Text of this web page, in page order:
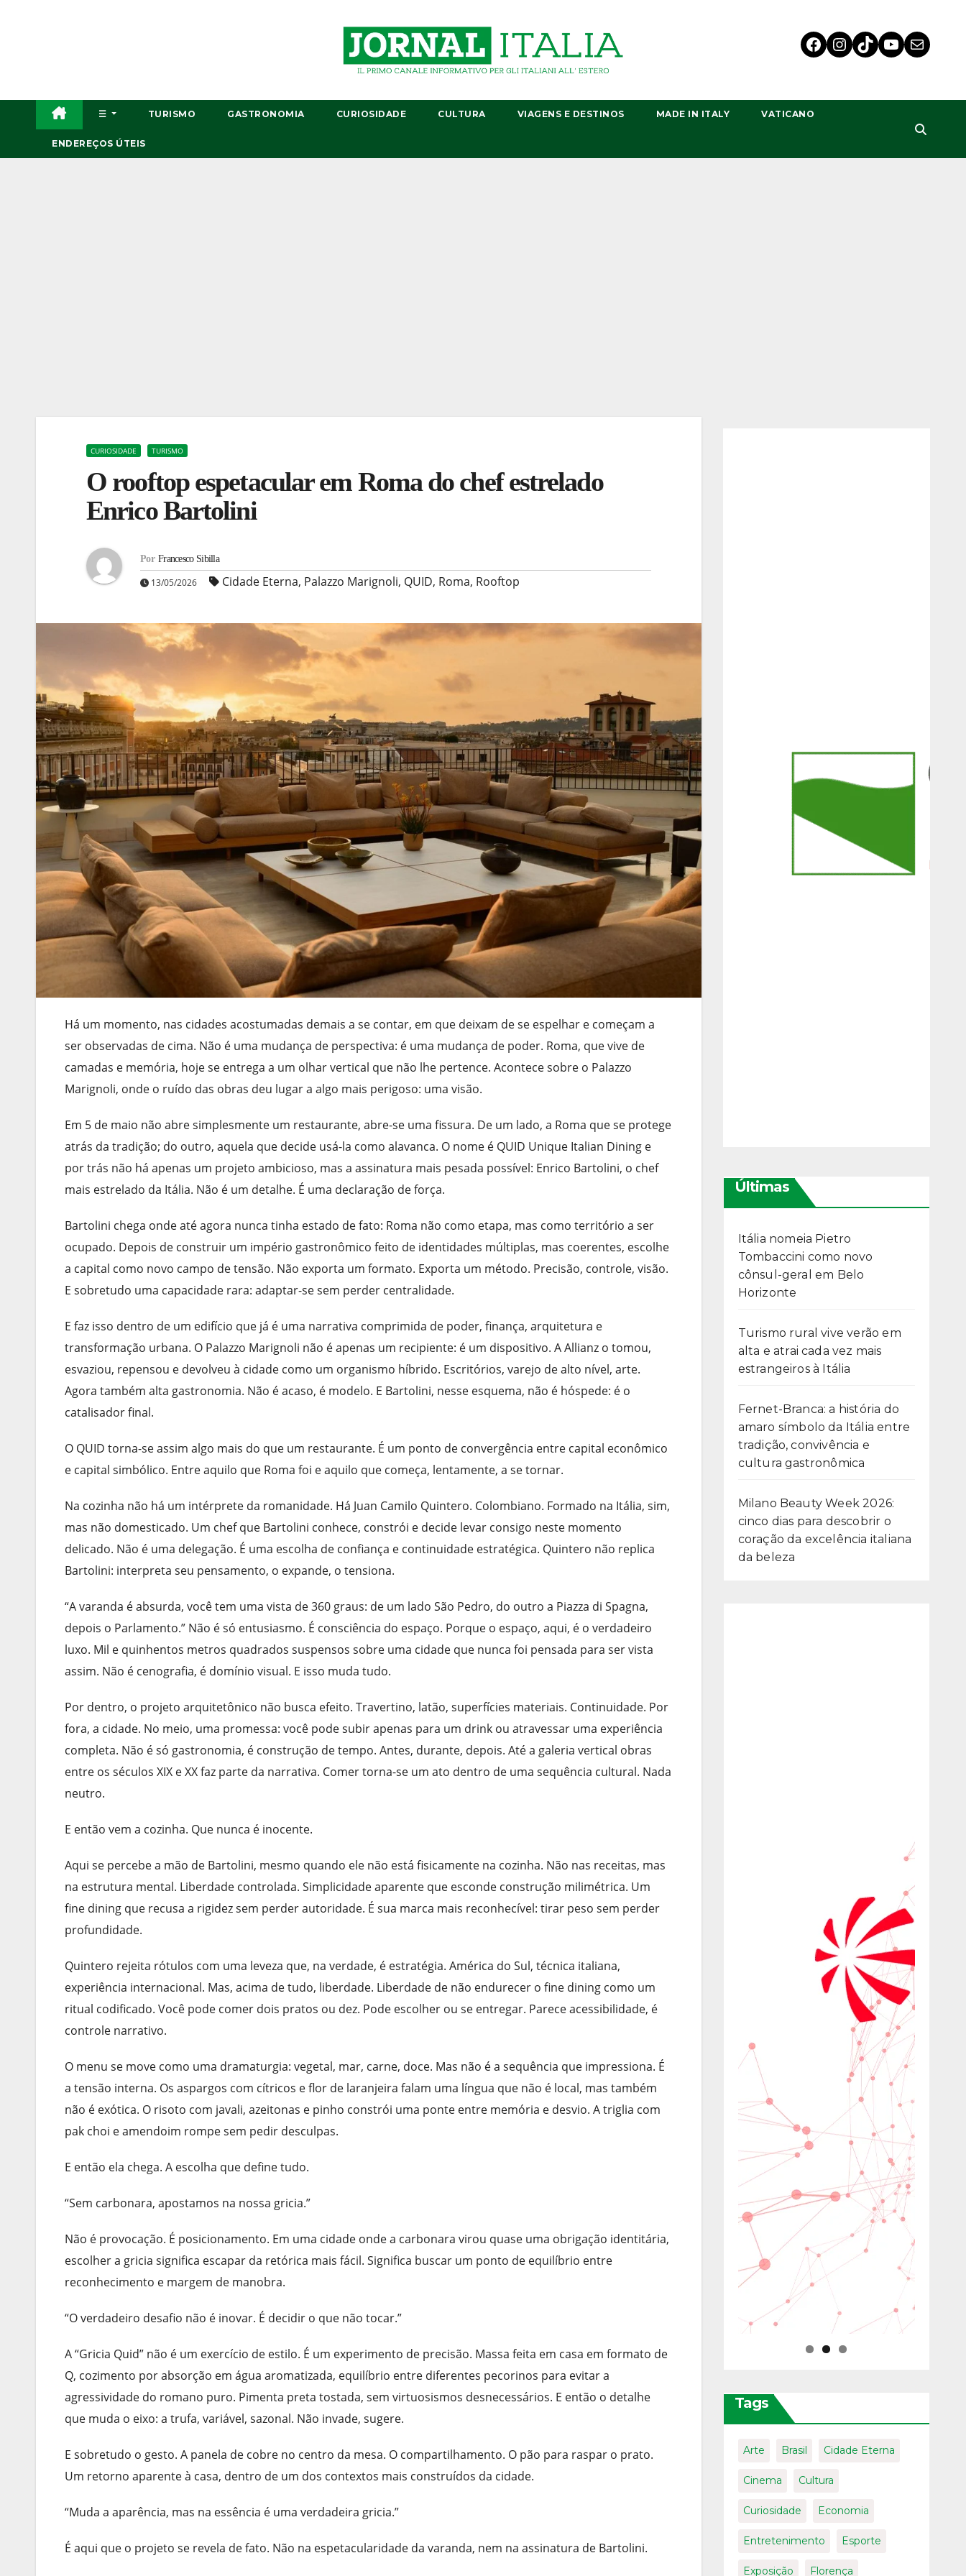
☰ TURISMO GASTRONOMIA CURIOSIDADE CULTURA VIAGENS E DESTINOS MADE IN ITALY VATICANO
ENDEREÇOS ÚTEIS
CURIOSIDADE TURISMO
O rooftop espetacular em Roma do chef estrelado
Enrico Bartolini
Por Francesco Sibilla
13/05/2026 Cidade Eterna, Palazzo Marignoli, QUID, Roma, Rooftop
Há um momento, nas cidades acostumadas demais a se contar, em que deixam de se espelhar e começam a
ser observadas de cima. Não é uma mudança de perspectiva: é uma mudança de poder. Roma, que vive de
camadas e memória, hoje se entrega a um olhar vertical que não lhe pertence. Acontece sobre o Palazzo
Marignoli, onde o ruído das obras deu lugar a algo mais perigoso: uma visão.
Em 5 de maio não abre simplesmente um restaurante, abre-se uma fissura. De um lado, a Roma que se protege
atrás da tradição; do outro, aquela que decide usá-la como alavanca. O nome é QUID Unique Italian Dining e
por trás não há apenas um projeto ambicioso, mas a assinatura mais pesada possível: Enrico Bartolini, o chef
mais estrelado da Itália. Não é um detalhe. É uma declaração de força.
Bartolini chega onde até agora nunca tinha estado de fato: Roma não como etapa, mas como território a ser
ocupado. Depois de construir um império gastronômico feito de identidades múltiplas, mas coerentes, escolhe
a capital como novo campo de tensão. Não exporta um formato. Exporta um método. Precisão, controle, visão.
E sobretudo uma capacidade rara: adaptar-se sem perder centralidade.
E faz isso dentro de um edifício que já é uma narrativa comprimida de poder, finança, arquitetura e
transformação urbana. O Palazzo Marignoli não é apenas um recipiente: é um dispositivo. A Allianz o tomou,
esvaziou, repensou e devolveu à cidade como um organismo híbrido. Escritórios, varejo de alto nível, arte.
Agora também alta gastronomia. Não é acaso, é modelo. E Bartolini, nesse esquema, não é hóspede: é o
catalisador final.
O QUID torna-se assim algo mais do que um restaurante. É um ponto de convergência entre capital econômico
e capital simbólico. Entre aquilo que Roma foi e aquilo que começa, lentamente, a se tornar.
Na cozinha não há um intérprete da romanidade. Há Juan Camilo Quintero. Colombiano. Formado na Itália, sim,
mas não domesticado. Um chef que Bartolini conhece, constrói e decide levar consigo neste momento
delicado. Não é uma delegação. É uma escolha de confiança e continuidade estratégica. Quintero não replica
Bartolini: interpreta seu pensamento, o expande, o tensiona.
“A varanda é absurda, você tem uma vista de 360 graus: de um lado São Pedro, do outro a Piazza di Spagna,
depois o Parlamento.” Não é só entusiasmo. É consciência do espaço. Porque o espaço, aqui, é o verdadeiro
luxo. Mil e quinhentos metros quadrados suspensos sobre uma cidade que nunca foi pensada para ser vista
assim. Não é cenografia, é domínio visual. E isso muda tudo.
Por dentro, o projeto arquitetônico não busca efeito. Travertino, latão, superfícies materiais. Continuidade. Por
fora, a cidade. No meio, uma promessa: você pode subir apenas para um drink ou atravessar uma experiência
completa. Não é só gastronomia, é construção de tempo. Antes, durante, depois. Até a galeria vertical obras
entre os séculos XIX e XX faz parte da narrativa. Comer torna-se um ato dentro de uma sequência cultural. Nada
neutro.
E então vem a cozinha. Que nunca é inocente.
Aqui se percebe a mão de Bartolini, mesmo quando ele não está fisicamente na cozinha. Não nas receitas, mas
na estrutura mental. Liberdade controlada. Simplicidade aparente que esconde construção milimétrica. Um
fine dining que recusa a rigidez sem perder autoridade. É sua marca mais reconhecível: tirar peso sem perder
profundidade.
Quintero rejeita rótulos com uma leveza que, na verdade, é estratégia. América do Sul, técnica italiana,
experiência internacional. Mas, acima de tudo, liberdade. Liberdade de não endurecer o fine dining como um
ritual codificado. Você pode comer dois pratos ou dez. Pode escolher ou se entregar. Parece acessibilidade, é
controle narrativo.
O menu se move como uma dramaturgia: vegetal, mar, carne, doce. Mas não é a sequência que impressiona. É
a tensão interna. Os aspargos com cítricos e flor de laranjeira falam uma língua que não é local, mas também
não é exótica. O risoto com javali, azeitonas e pinho constrói uma ponte entre memória e desvio. A triglia com
pak choi e amendoim rompe sem pedir desculpas.
E então ela chega. A escolha que define tudo.
“Sem carbonara, apostamos na nossa gricia.”
Não é provocação. É posicionamento. Em uma cidade onde a carbonara virou quase uma obrigação identitária,
escolher a gricia significa escapar da retórica mais fácil. Significa buscar um ponto de equilíbrio entre
reconhecimento e margem de manobra.
“O verdadeiro desafio não é inovar. É decidir o que não tocar.”
A “Gricia Quid” não é um exercício de estilo. É um experimento de precisão. Massa feita em casa em formato de
Q, cozimento por absorção em água aromatizada, equilíbrio entre diferentes pecorinos para evitar a
agressividade do romano puro. Pimenta preta tostada, sem virtuosismos desnecessários. E então o detalhe
que muda o eixo: a trufa, variável, sazonal. Não invade, sugere.
E sobretudo o gesto. A panela de cobre no centro da mesa. O compartilhamento. O pão para raspar o prato.
Um retorno aparente à casa, dentro de um dos contextos mais construídos da cidade.
“Muda a aparência, mas na essência é uma verdadeira gricia.”
É aqui que o projeto se revela de fato. Não na espetacularidade da varanda, nem na assinatura de Bartolini.
Últimas
Itália nomeia Pietro
Tombaccini como novo
cônsul-geral em Belo
Horizonte
Turismo rural vive verão em
alta e atrai cada vez mais
estrangeiros à Itália
Fernet-Branca: a história do
amaro símbolo da Itália entre
tradição, convivência e
cultura gastronômica
Milano Beauty Week 2026:
cinco dias para descobrir o
coração da excelência italiana
da beleza
Tags
Arte Brasil Cidade Eterna
Cinema Cultura
Curiosidade Economia
Entretenimento Esporte
Exposição Florença